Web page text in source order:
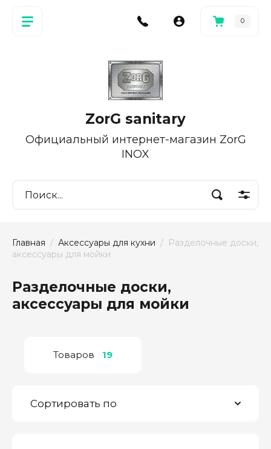
0
ZorG sanitary
Официальный интернет-магазин ZorG
INOX
Главная / Аксессуары для кухни /  Разделочные доски,
аксессуары для мойки
Разделочные доски,
аксессуары для мойки
Товаров 19
Сортировать по